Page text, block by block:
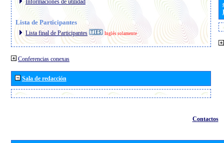
Lista de Participantes
Lista final de Participantes Inglés solamente
Conferencias conexas
Sala de redacción
Contactos